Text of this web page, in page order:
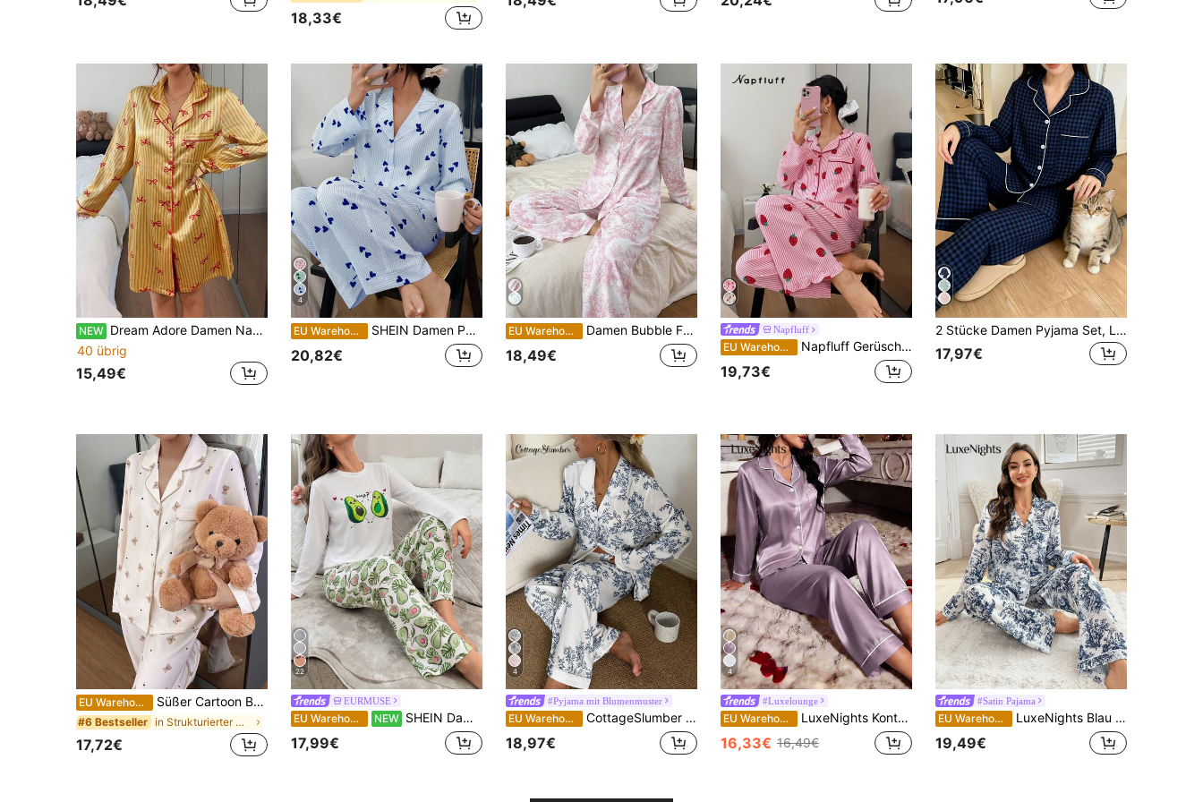
18,33€
NEW Dream Adore Damen Nachthemd mit Revers, vorne offen, Schleife, gestreiftem Muster und langen Ärmeln
40 übrig
15,49€
4
EU Warehouse SHEIN Damen Pyjama-Set mit Kragen, Herz-Streifen-Muster, langärmeliges Oberteil und Hose, blau-weiß, Herbst-Winter Kleidung
20,82€
EU Warehouse Damen Bubble Falten Muster Cardigan Kragen Pyjama Set, Rosa Pyjama Set, Weiches Pyjama Set mit Langarm-Oberteil & Hose, Schlafanzug Damen mit Muster, Herbst & Winter Kleidung
18,49€
Napfluff
EU Warehouse Napfluff Gerüschtes gestreiftes Erdbeere Volant Saum Top & Hose Damen Pyjama Set, Erdbeere Pyjama Set, Erdbeere Outfit Damen, Süßer Pyjama Set für Damen, Herbst Winter Kleidung
19,73€
2 Stücke Damen Pyjama Set, Langarm Top und Hose, lässige weite Homewear mit Kragen, bequem für Zuhause und Outdoor, geeignet für Frühling, Sommer, Herbst und Winter (Muster zufällig)
17,97€
EU Warehouse Süßer Cartoon Bär Muster Kragen Top & Hose Damen Pyjama Set Weicher Pyjama Set Bär Muster Pyjamas Nachtwäsche Damen Süße Nachtwäsche, Herbst & Winter Kleidung
#6 Bestseller in Strukturierter Crêpe Damen Nachtwäsche
17,72€
22
EURMUSE
EU Warehouse NEW SHEIN Damen Baumwolle 2 Stücke süßes Avocado bedrucktes Langarmhemd & Avocado Muster Schlafhose Homewear süßes Pyjama Set
17,99€
4
#Pyjama mit Blumenmuster
EU Warehouse CottageSlumber Damen Bubble Crinkle Blume Muster Langarm Pyjama Set
18,97€
4
#Luxelounge
EU Warehouse LuxeNights Kontrast Paspel Knopf-Oberteil & Hose Satin Pyjama Set, Herbst Winter Kleidung kuschelig und elegante Details
16,33€ 16,49€
#Satin Pajama
EU Warehouse LuxeNights Blau & Weiß Baum Muster Hemdkragen Langarm Pyjama Set, Herbst Winter Kleidung kuschelig und elegant
19,49€